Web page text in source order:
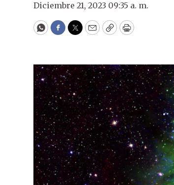
Diciembre 21, 2023 09:35 a. m.
WhatsApp
Facebook
Twitter
EmailCopyPrint